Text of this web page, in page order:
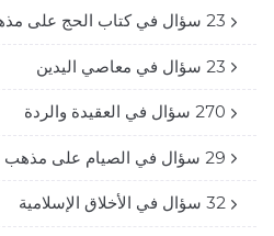
23 سؤال في كتاب الحج على مذهب الشافعي
23 سؤال في معاصي اليدين
270 سؤال في العقيدة والردة
29 سؤال في الصيام على مذهب الشافعي
32 سؤال في الأخلاق الإسلامية